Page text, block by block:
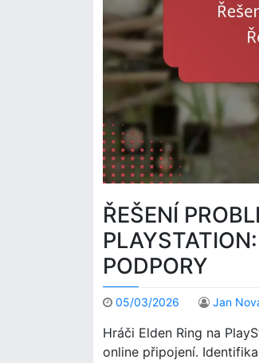
ŘEŠENÍ
PODPORY
05/03/2026 Jan
Hráči Elden Ring na
online připojení.